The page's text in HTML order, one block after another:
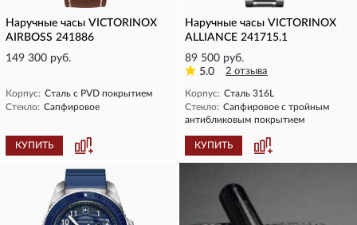
Наручные часы VICTORINOX
AIRBOSS 241886
149 300 руб.
Корпус: Сталь с PVD покрытием
Стекло: Сапфировое
КУПИТЬ
Наручные часы VICTORINOX
ALLIANCE 241715.1
89 500 руб.
5.0
2 отзыва
Корпус: Сталь 316L
Стекло: Сапфировое с тройным
антибликовым покрытием
КУПИТЬ